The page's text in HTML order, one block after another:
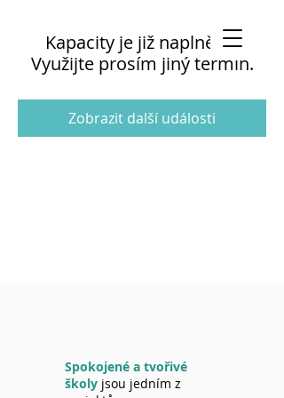
Kapacity je již naplněna.
Využijte prosím jiný termín.
Zobrazit další události
Spokojené a tvořivé
školy jsou jedním z